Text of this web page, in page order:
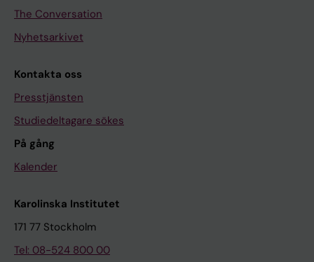
The Conversation
Nyhetsarkivet
Kontakta oss
Presstjänsten
Studiedeltagare sökes
På gång
Kalender
Karolinska Institutet
171 77 Stockholm
Tel: 08-524 800 00